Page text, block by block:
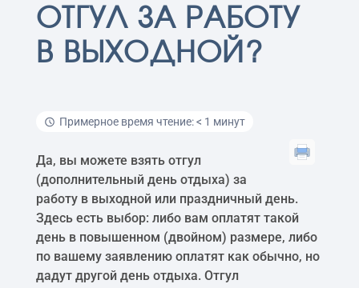
ОТГУЛ ЗА РАБОТУ
В ВЫХОДНОЙ?
Примерное время чтение: < 1 минут
Да, вы можете взять отгул
(дополнительный день отдыха) за
работу в выходной или праздничный день.
Здесь есть выбор: либо вам оплатят такой
день в повышенном (двойном) размере, либо
по вашему заявлению оплатят как обычно, но
дадут другой день отдыха. Отгул